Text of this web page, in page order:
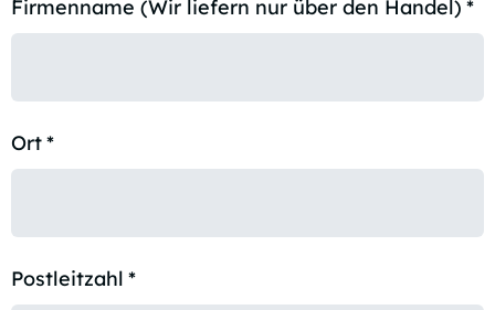
Firmenname (Wir liefern nur über den Handel) *
Ort*
Postleitzahl *